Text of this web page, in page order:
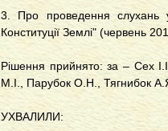
3. Про проведення слухань у
Конституції Землі" (червень
Рішення прийнято: за – Сех
М.І., Парубок О.Н., Тягнибок
УХВАЛИЛИ: